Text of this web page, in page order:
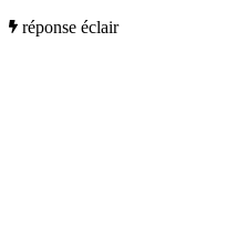
réponse éclair